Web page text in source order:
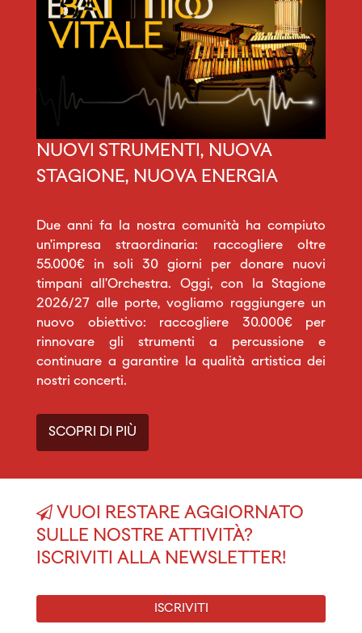
NUOVI STRUMENTI, NUOVA
STAGIONE, NUOVA ENERGIA
Due anni fa la nostra comunità ha compiuto
un’impresa straordinaria: raccogliere oltre
55.000€ in soli 30 giorni per donare nuovi
timpani all’Orchestra. Oggi, con la Stagione
2026/27 alle porte, vogliamo raggiungere un
nuovo obiettivo: raccogliere 30.000€ per
rinnovare gli strumenti a percussione e
continuare a garantire la qualità artistica dei
nostri concerti.
SCOPRI DI PIÙ
VUOI RESTARE AGGIORNATO
SULLE NOSTRE ATTIVITÀ?
ISCRIVITI ALLA NEWSLETTER!
ISCRIVITI